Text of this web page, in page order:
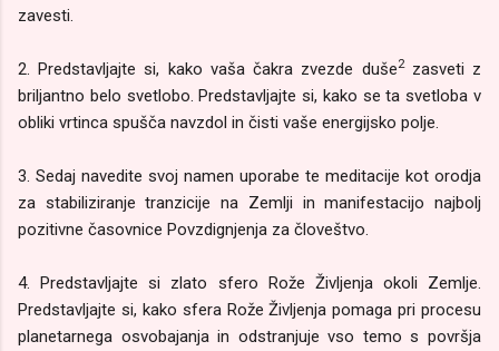
zavesti.
2. Predstavljajte si, kako vaša čakra zvezde duše2zasveti z
briljantno belo svetlobo. Predstavljajte si, kako se ta svetloba v
obliki vrtinca spušča navzdol in čisti vaše energijsko polje.
3. Sedaj navedite svoj namen uporabe te meditacije kot orodja
za stabiliziranje tranzicije na Zemlji in manifestacijo najbolj
pozitivne časovnice Povzdignjenja za človeštvo.
4. Predstavljajte si zlato sfero Rože Življenja okoli Zemlje.
Predstavljajte si, kako sfera Rože Življenja pomaga pri procesu
planetarnega osvobajanja in odstranjuje vso temo s površja